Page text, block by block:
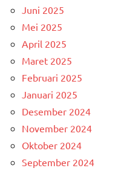
Juni 2025
Mei 2025
April 2025
Maret 2025
Februari 2025
Januari 2025
Desember 2024
November 2024
Oktober 2024
September 2024